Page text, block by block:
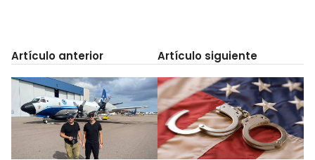
Artículo anterior Artículo siguiente